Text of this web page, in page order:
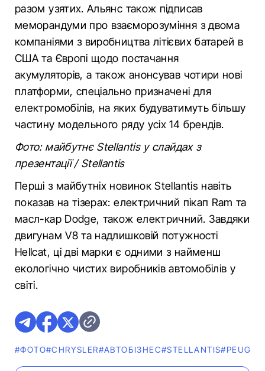
разом узятих. Альянс також підписав
меморандуми про взаєморозуміння з двома
компаніями з виробництва літієвих батарей в
США та Європі щодо постачання
акумуляторів, а також анонсував чотири нові
платформи, спеціально призначені для
електромобілів, на яких будуватимуть більшу
частину модельного ряду усіх 14 брендів.
Фото: майбутнє Stellantis у слайдах з
презентації / Stellantis
Перші з майбутніх новинок Stellantis навіть
показав на тізерах: електричний пікап Ram та
масл-кар Dodge, також електричний. Завдяки
двигунам V8 та надлишковій потужності
Hellcat, ці дві марки є одними з найменш
екологічно чистих виробників автомобілів у
світі.
#ФОТО#CHRYSLER#АВТОБІЗНЕС#STELLANTIS